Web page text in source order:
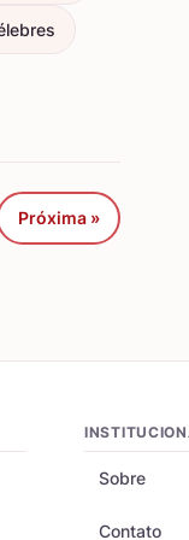
Próxima »
Sobre
Contato